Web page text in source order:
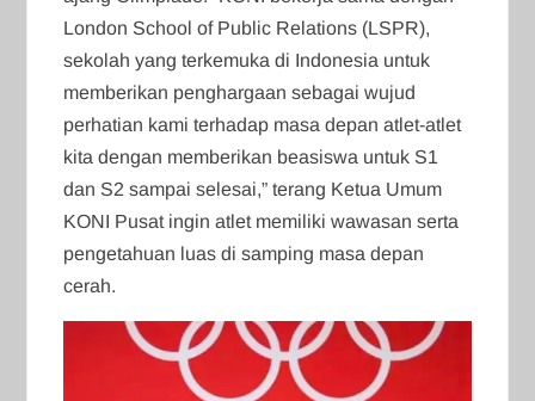
London School of Public Relations (LSPR),
sekolah yang terkemuka di Indonesia untuk
memberikan penghargaan sebagai wujud
perhatian kami terhadap masa depan atlet-atlet
kita dengan memberikan beasiswa untuk S1
dan S2 sampai selesai,” terang Ketua Umum
KONI Pusat ingin atlet memiliki wawasan serta
pengetahuan luas di samping masa depan
cerah.